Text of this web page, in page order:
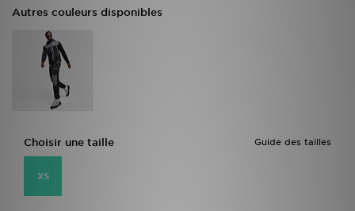
Autres couleurs disponibles
Guide des tailles
Choisir une taille
XS